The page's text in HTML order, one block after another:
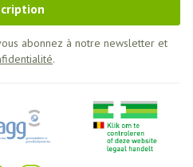
abonnez à notre newsletter et
.